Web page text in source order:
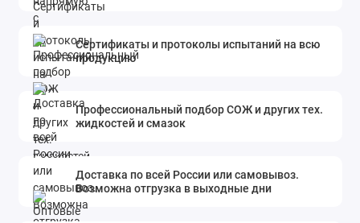
Сертификаты и протоколы испытаний на всю
продукцию
Профессиональный подбор СОЖ и других тех.
жидкостей и смазок
Доставка по всей России или самовывоз.
Возможна отгрузка в выходные дни